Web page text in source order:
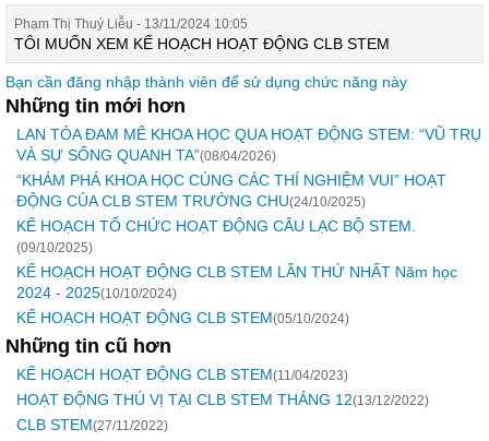
Phạm Thị Thuý Liễu - 13/11/2024 10:05
TÔI MUỐN XEM KẾ HOẠCH HOẠT ĐỘNG CLB STEM
Bạn cần đăng nhập thành viên để sử dụng chức năng này
Những tin mới hơn
LAN TỎA ĐAM MÊ KHOA HỌC QUA HOẠT ĐỘNG STEM: “VŨ TRỤ
VÀ SỰ SỐNG QUANH TA”(08/04/2026)
“KHÁM PHÁ KHOA HỌC CÙNG CÁC THÍ NGHIỆM VUI” HOẠT
ĐỘNG CỦA CLB STEM TRƯỜNG CHU(24/10/2025)
KẾ HOẠCH TỔ CHỨC HOẠT ĐỘNG CÂU LẠC BỘ STEM.
(09/10/2025)
KẾ HOẠCH HOẠT ĐỘNG CLB STEM LẦN THỨ NHẤT Năm học
2024 - 2025(10/10/2024)
KẾ HOẠCH HOẠT ĐỘNG CLB STEM(05/10/2024)
Những tin cũ hơn
KẾ HOẠCH HOẠT ĐỘNG CLB STEM(11/04/2023)
HOẠT ĐỘNG THÚ VỊ TẠI CLB STEM THÁNG 12(13/12/2022)
CLB STEM(27/11/2022)